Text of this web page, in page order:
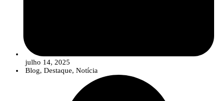
julho 14, 2025
Blog, Destaque, Notícia